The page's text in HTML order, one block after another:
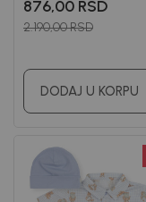
876,00 RSD
2.190,00RSD
DODAJ U KORPU